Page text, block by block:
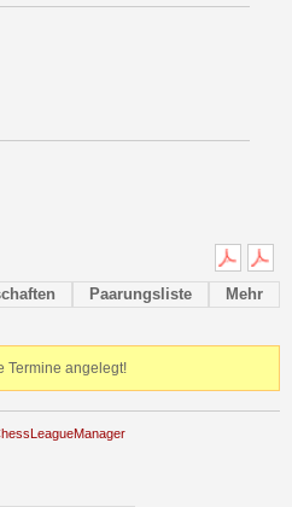
Paarungsliste Mehr
Termine angelegt!